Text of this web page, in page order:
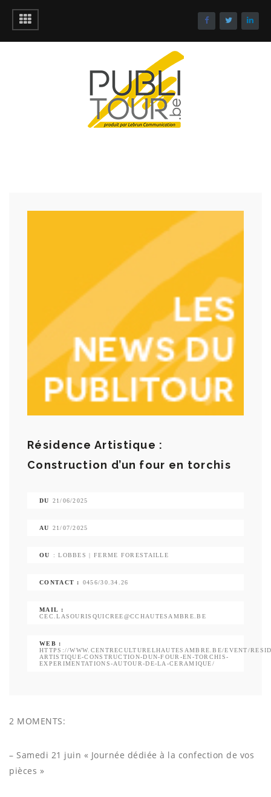
Résidence Artistique :
Construction d’un four en torchis
DU 21/06/2025
AU 21/07/2025
OU : LOBBES | FERME FORESTAILLE
CONTACT : 0456/30.34.26
MAIL :
CEC.LASOURISQUICREE@CCHAUTESAMBRE.BE
WEB :
HTTPS://WWW.CENTRECULTURELHAUTESAMBRE.BE/EVENT/
ARTISTIQUE-CONSTRUCTION-DUN-FOUR-EN-TORCHIS-
EXPERIMENTATIONS-AUTOUR-DE-LA-CERAMIQUE/
2 MOMENTS:
– Samedi 21 juin « Journée dédiée à la confection de vos
pièces »